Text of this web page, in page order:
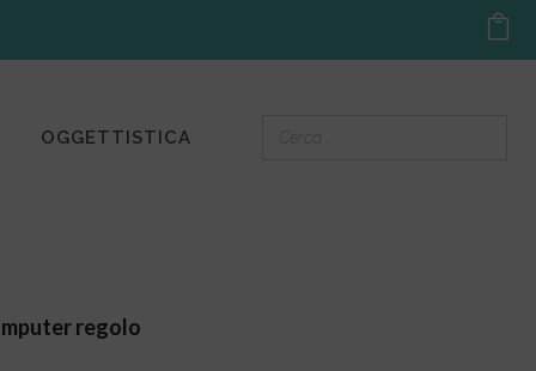
OGGETTISTICA
regolo